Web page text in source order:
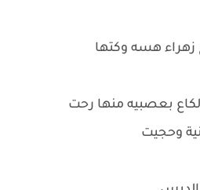
هسه وكتها
بعصبيه منها رحت
وحجيت